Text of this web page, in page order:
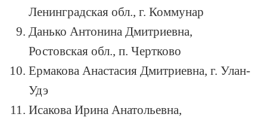
Ленинградская обл., г. Коммунар
Данько Антонина Дмитриевна,
Ростовская обл., п. Чертково
Ермакова Анастасия Дмитриевна, г. Улан-
Удэ
Исакова Ирина Анатольевна,